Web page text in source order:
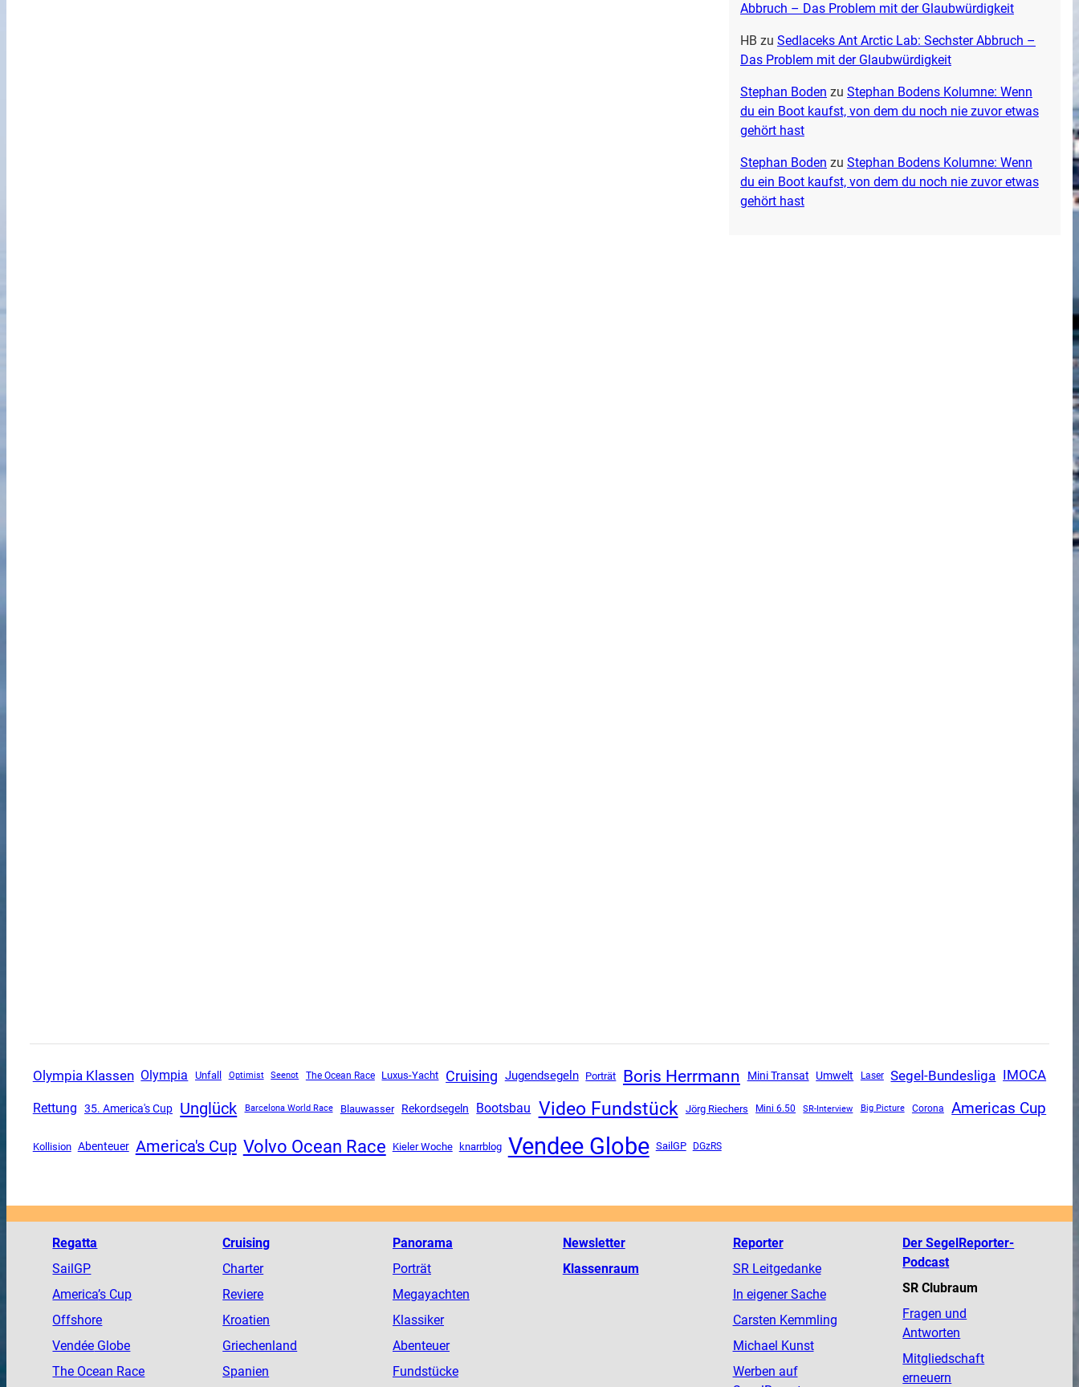
Abbruch – Das Problem mit der Glaubwürdigkeit
HB zu Sedlaceks Ant Arctic Lab: Sechster Abbruch –
Das Problem mit der Glaubwürdigkeit
Stephan Boden zu Stephan Bodens Kolumne: Wenn
du ein Boot kaufst, von dem du noch nie zuvor etwas
gehört hast
Stephan Boden zu Stephan Bodens Kolumne: Wenn
du ein Boot kaufst, von dem du noch nie zuvor etwas
gehört hast
Olympia Klassen Olympia Unfall Optimist Seenot The Ocean Race Luxus-Yacht Cruising Jugendsegeln Porträt Boris Herrmann Mini Transat Umwelt Laser Segel-Bundesliga IMOCA
Rettung 35. America's Cup Unglück Barcelona World Race Blauwasser Rekordsegeln Bootsbau Video Fundstück Jörg Riechers Mini 6.50 SR-Interview Big Picture Corona Americas Cup
Kollision Abenteuer America's Cup Volvo Ocean Race Kieler Woche knarrblog Vendee Globe SailGP DGzRS
Regatta
SailGP
America’s Cup
Offshore
Vendée Globe
The Ocean Race
Cruising
Charter
Reviere
Kroatien
Griechenland
Spanien
Panorama
Porträt
Megayachten
Klassiker
Abenteuer
Fundstücke
Newsletter
Klassenraum
Reporter
SR Leitgedanke
In eigener Sache
Carsten Kemmling
Michael Kunst
Werben auf
Der SegelReporter-
Podcast
SR Clubraum
Fragen und
Antworten
Mitgliedschaft
erneuern